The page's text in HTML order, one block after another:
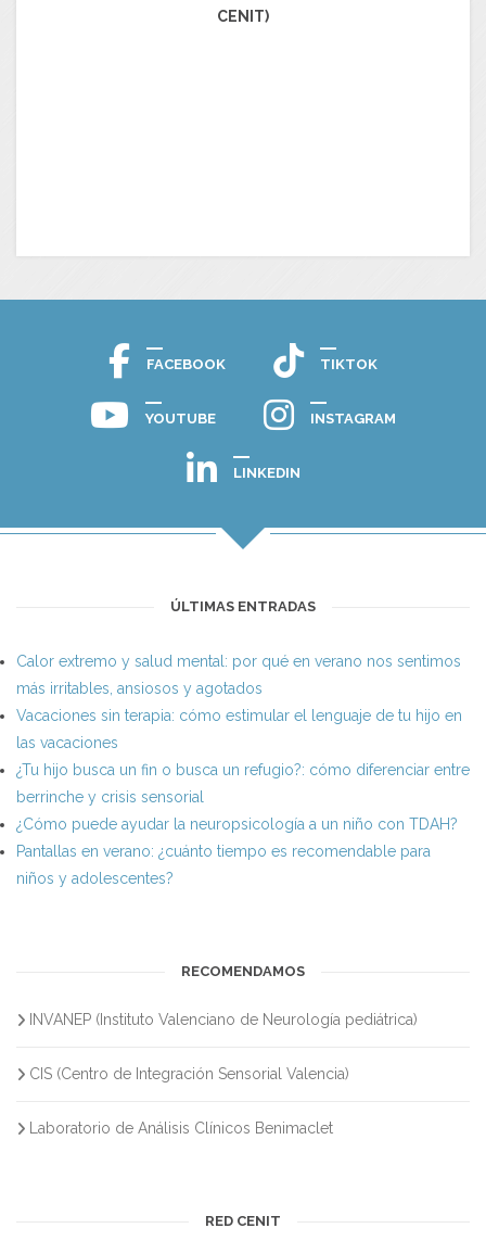
CENIT)
FACEBOOK TIKTOK
YOUTUBE INSTAGRAM
LINKEDIN
ÚLTIMAS ENTRADAS
Calor extremo y salud mental: por qué en verano nos sentimos
más irritables, ansiosos y agotados
Vacaciones sin terapia: cómo estimular el lenguaje de tu hijo en
las vacaciones
¿Tu hijo busca un fin o busca un refugio?: cómo diferenciar entre
berrinche y crisis sensorial
¿Cómo puede ayudar la neuropsicología a un niño con TDAH?
Pantallas en verano: ¿cuánto tiempo es recomendable para
niños y adolescentes?
RECOMENDAMOS
INVANEP (Instituto Valenciano de Neurología pediátrica)
CIS (Centro de Integración Sensorial Valencia)
Laboratorio de Análisis Clínicos Benimaclet
RED CENIT